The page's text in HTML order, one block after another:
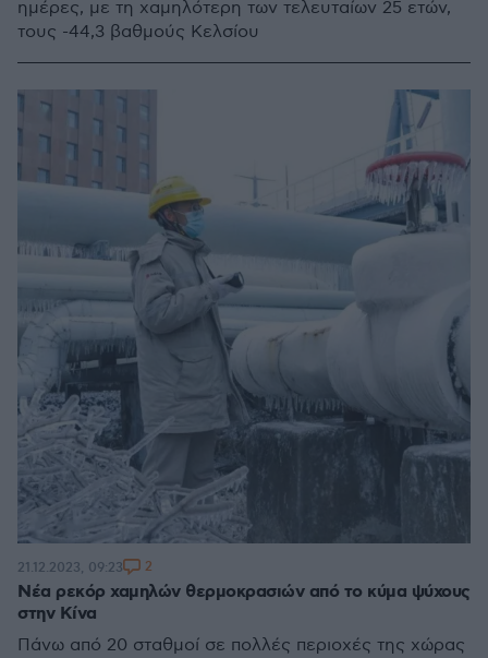
ημέρες, με τη χαμηλότερη των τελευταίων 25 ετών,
τους -44,3 βαθμούς Κελσίου
Νέα ρεκόρ χαμηλών θερμοκρασιών από το κύμα ψύχους
στην Κίνα
Πάνω από 20 σταθμοί σε πολλές περιοχές της χώρας
21.12.2023, 09:23 2